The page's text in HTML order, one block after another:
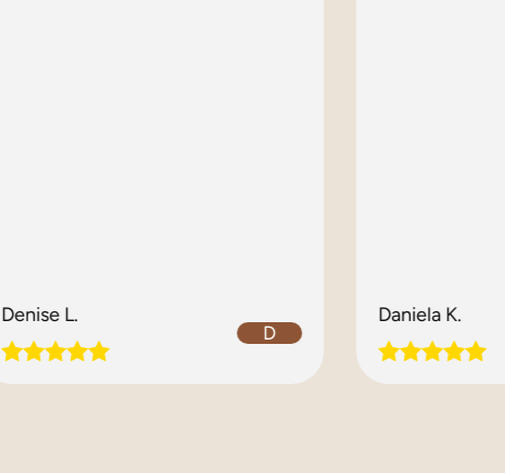
Denise L.
D
Daniela K.